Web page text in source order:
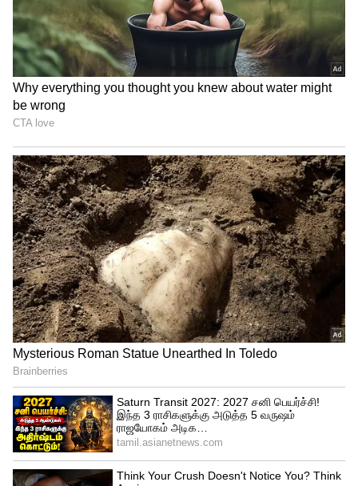
வழங்கப்பட்டுள்ளது.2024 ஆம் ஆண்டுக்குள்
அனைத்து மாநிலங்களிலும் என்ஐஏ
கிளைகளை திறக்க முடிவு செய்துள்ளது.
எல்லை தாண்டிய குற்றங்களை தடுக்க
மாநிலங்களும் மத்திய அரசும் இணைந்து
செயல்பட வேண்டும்’ என்றும்
அறிவுறுத்தினார்.
இதையும் படிங்க..கோடநாடு எஸ்டேட்
திருப்பம்! சிபிசிஐடி போலீசார் எடுத்த
அதிரடி முடிவு